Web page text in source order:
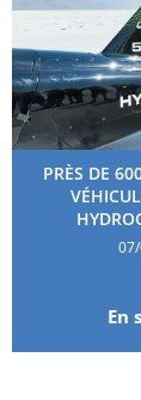
PRÈS DE
En